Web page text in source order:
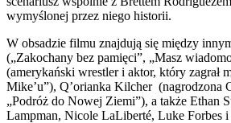
wymyślonej przez niego historii.
W obsadzie filmu znajdują się między
(„Zakochany bez pamięci”, „Masz
(amerykański wrestler i aktor, który zagrał
Mike’u”), Q’orianka Kilcher (nagrodzona
„Podróż do Nowej Ziemi”), a także Ethan
Lampman, Nicole LaLiberté, Luke Forbes